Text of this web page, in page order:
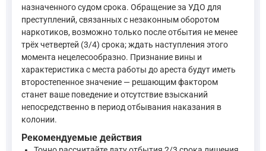
Таким образом, сначала следует рассчитать дату, когда
Если же рассматривать возможность условно-досрочного
"3. Условно-досрочное освобождение может быть
—Уголовный кодекс Российской Федерации, ст. 79
Следовательно, право на УДО наступает позже, чем право
Уголовно-исполнительный кодекс в данном контексте не
назначенного судом срока. Обращение за УДО для
преступлений, связанных с незаконным оборотом
наркотиков, возможно только после отбытия не менее
трёх четвертей (3/4) срока; ждать наступления этого
момента нецелесообразно. Признание вины и
характеристика с места работы до ареста будут иметь
второстепенное значение — решающим фактором
станет ваше поведение и отсутствие взысканий
непосредственно в период отбывания наказания в
колонии.
Рекомендуемые действия